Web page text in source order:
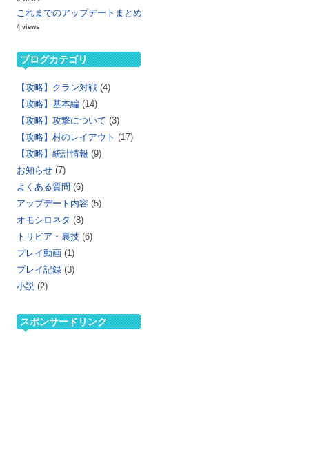
これまでのアップデートまとめ
4 views
ブログカテゴリ
【攻略】クラン対戦 (4)
【攻略】基本編 (14)
【攻略】攻撃について (3)
【攻略】村のレイアウト (17)
【攻略】統計情報 (9)
お知らせ (7)
よくある質問 (6)
アップデート内容 (5)
オモシロネタ (8)
トリビア・裏技 (6)
プレイ動画 (1)
プレイ記録 (3)
小説 (2)
スポンサードリンク